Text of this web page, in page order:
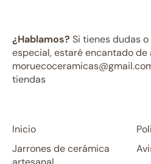
¿Hablamos? Si tienes dudas
especial, estaré encantado de
tiendas
Inicio
Jarrones de cerámica